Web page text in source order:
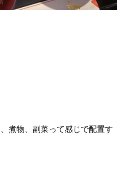
煮物、副菜って感じで配置す